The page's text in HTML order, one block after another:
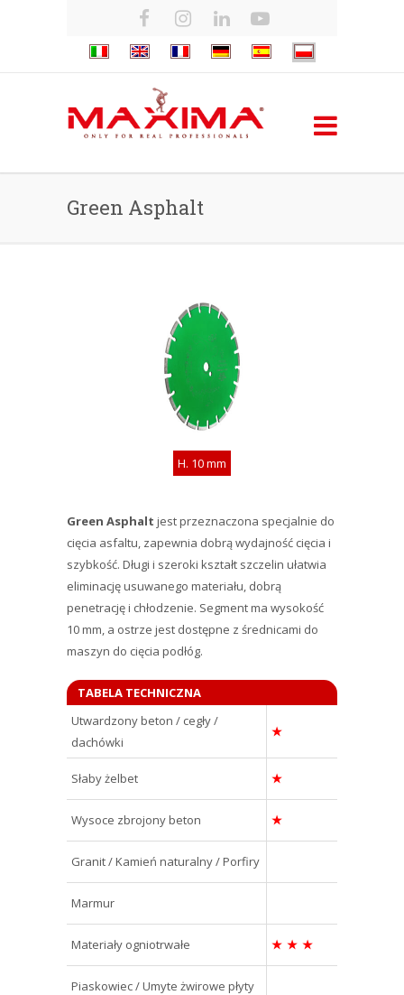
Green Asphalt
H. 10 mm
Green Asphalt jest przeznaczona specjalnie do
cięcia asfaltu, zapewnia dobrą wydajność cięcia i
szybkość. Długi i szeroki kształt szczelin ułatwia
eliminację usuwanego materiału, dobrą
penetrację i chłodzenie. Segment ma wysokość
10 mm, a ostrze jest dostępne z średnicami do
maszyn do cięcia podłóg.
TABELA TECHNICZNA
Utwardzony beton / cegły /
dachówki
★
Słaby żelbet ★
Wysoce zbrojony beton ★
Granit / Kamień naturalny / Porfiry
Marmur
Materiały ogniotrwałe ★ ★ ★
Piaskowiec / Umyte żwirowe płyty